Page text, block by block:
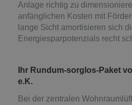
Anlage richtig zu
anfänglichen Kosten mit
lange Sicht amortisieren sich
Energiesparpotenzials recht
Ihr Rundum-sorglos-Paket
e.K.
Bei der zentralen